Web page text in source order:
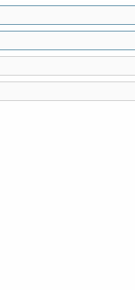
VILLA CARCANO